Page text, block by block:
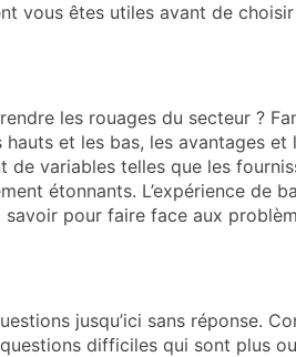
vous êtes utiles avant de
les rouages du secteur ?
et les bas, les avantages et
de variables telles que les
étonnants. L’expérience de
pour faire face aux
jusqu’ici sans réponse.
difficiles qui sont plus